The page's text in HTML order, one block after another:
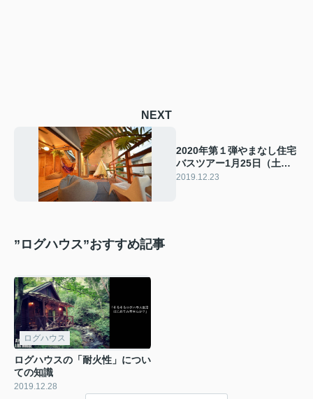
NEXT
2020年第１弾やまなし住宅
バスツアー1月25日（土）
開催！
2019.12.23
”ログハウス”おすすめ記事
ログハウス
ログハウスの「耐火性」につい
ての知識
2019.12.28